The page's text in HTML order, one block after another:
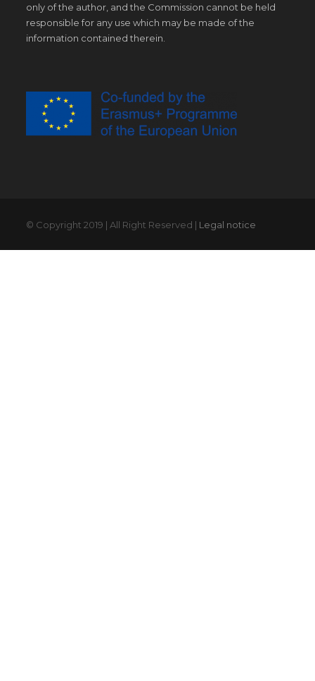
only of the author, and the Commission cannot be held
responsible for any use which may be made of the
information contained therein.
© Copyright 2019 | All Right Reserved | Legal notice